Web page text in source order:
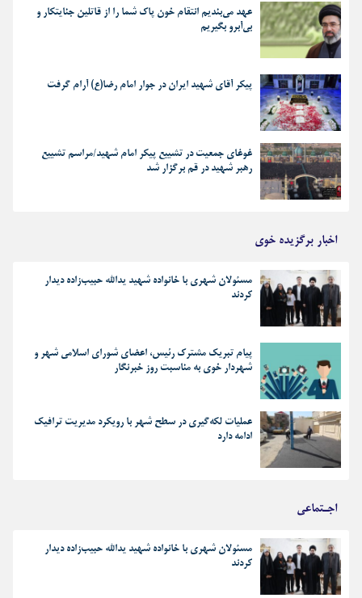
عهد می‌بندیم انتقام خون پاک شما را از قاتلین جنایتکار و
بی‌آبرو بگیریم
پیکر آقای شهید ایران در جوار امام رضا(ع) آرام گرفت
غوغای جمعیت در تشییع پیکر امام شهید/مراسم تشییع
رهبر شهید در قم برگزار شد
اخبار برگزیده خوی
مسئولان شهری با خانواده شهید یدالله حبیب‌زاده دیدار
کردند
پیام تبریک مشترک رئیس، اعضای شورای اسلامی شهر و
شهردار خوی به مناسبت روز خبرنگار
عملیات لکه‌گیری در سطح شهر با رویکرد مدیریت ترافیک
ادامه دارد
اجـتماعی
مسئولان شهری با خانواده شهید یدالله حبیب‌زاده دیدار
کردند